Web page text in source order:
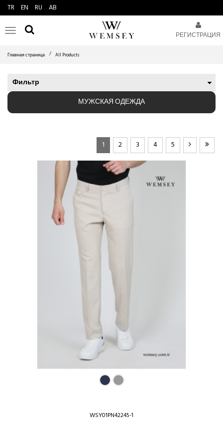
TR EN RU AB
Toggle
navigation
РЕГИСТРАЦИЯ
Главная страница All Products
Фильтр
МУЖСКАЯ ОДЕЖДА
1 2 3 4 5
WSY01PN42245-1